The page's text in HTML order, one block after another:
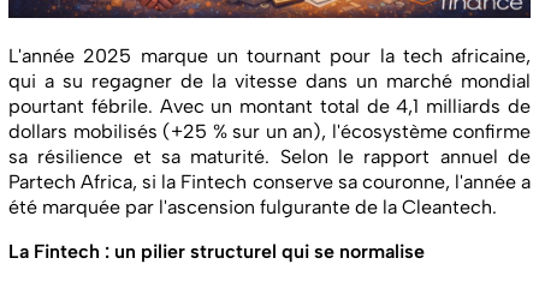
L'année 2025 marque un tournant pour la tech africaine,
qui a su regagner de la vitesse dans un marché mondial
pourtant fébrile. Avec un montant total de 4,1 milliards de
dollars mobilisés (+25 % sur un an), l'écosystème confirme
sa résilience et sa maturité. Selon le rapport annuel de
Partech Africa, si la Fintech conserve sa couronne, l'année a
été marquée par l'ascension fulgurante de la Cleantech.
La Fintech : un pilier structurel qui se normalise